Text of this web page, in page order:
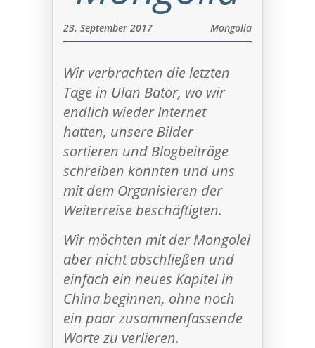
23. September 2017 Mongolia
Wir verbrachten die letzten
Tage in Ulan Bator, wo wir
endlich wieder Internet
hatten, unsere Bilder
sortieren und Blogbeiträge
schreiben konnten und uns
mit dem Organisieren der
Weiterreise beschäftigten.
Wir möchten mit der Mongolei
aber nicht abschließen und
einfach ein neues Kapitel in
China beginnen, ohne noch
ein paar zusammenfassende
Worte zu verlieren.